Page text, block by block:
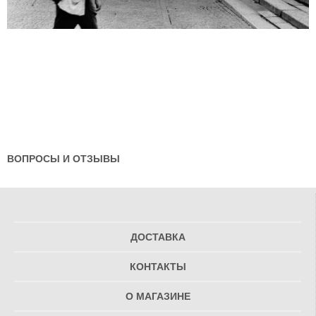
ВОПРОСЫ И ОТЗЫВЫ
ДОСТАВКА
КОНТАКТЫ
О МАГАЗИНЕ